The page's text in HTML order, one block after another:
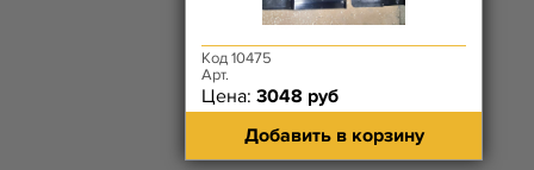
Код 10475
Арт.
Цена: 3048 руб
Добавить в корзину